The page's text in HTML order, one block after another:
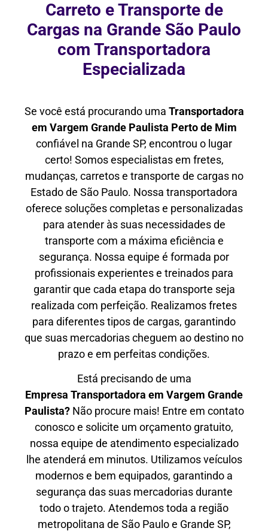
Carreto e Transporte de
Cargas na Grande São Paulo
com Transportadora
Especializada
Se você está procurando uma Transportadora
em Vargem Grande Paulista Perto de Mim
confiável na Grande SP, encontrou o lugar
certo! Somos especialistas em fretes,
mudanças, carretos e transporte de cargas no
Estado de São Paulo. Nossa transportadora
oferece soluções completas e personalizadas
para atender às suas necessidades de
transporte com a máxima eficiência e
segurança. Nossa equipe é formada por
profissionais experientes e treinados para
garantir que cada etapa do transporte seja
realizada com perfeição. Realizamos fretes
para diferentes tipos de cargas, garantindo
que suas mercadorias cheguem ao destino no
prazo e em perfeitas condições.
Está precisando de uma
Empresa Transportadora em Vargem Grande
Paulista?Não procure mais! Entre em contato
conosco e solicite um orçamento gratuito,
nossa equipe de atendimento especializado
lhe atenderá em minutos. Utilizamos veículos
modernos e bem equipados, garantindo a
segurança das suas mercadorias durante
todo o trajeto. Atendemos toda a região
metropolitana de São Paulo e Grande SP,